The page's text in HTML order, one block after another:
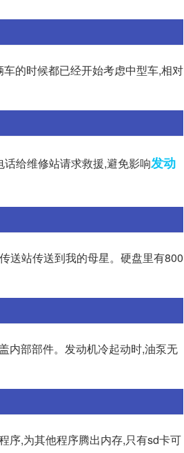
的时候都已经开始考虑中型车,相对
给维修站请求救援,避免影响发动
送站传送到我的母星。硬盘里有800
内部部件。发动机冷起动时,油泵无
序,为其他程序腾出内存,只有sd卡可